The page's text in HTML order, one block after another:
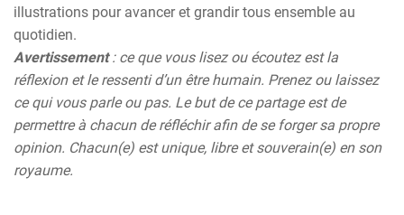
illustrations pour avancer et grandir tous ensemble au
quotidien.
Avertissement: ce que vous lisez ou écoutez est la
réflexion et le ressenti d’un être humain. Prenez ou laissez
ce qui vous parle ou pas. Le but de ce partage est de
permettre à chacun de réfléchir afin de se forger sa propre
opinion. Chacun(e) est unique, libre et souverain(e) en son
royaume.